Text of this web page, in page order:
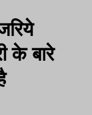
के बारे